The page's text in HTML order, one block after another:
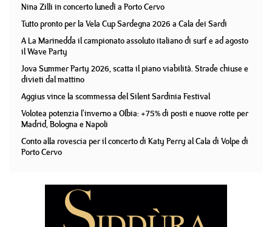
Nina Zilli in concerto lunedì a Porto Cervo
Tutto pronto per la Vela Cup Sardegna 2026 a Cala dei Sardi
A La Marinedda il campionato assoluto italiano di surf e ad agosto
il Wave Party
Jova Summer Party 2026, scatta il piano viabilità. Strade chiuse e
divieti dal mattino
Aggius vince la scommessa del Silent Sardinia Festival
Volotea potenzia l'inverno a Olbia: +75% di posti e nuove rotte per
Madrid, Bologna e Napoli
Conto alla rovescia per il concerto di Katy Perry al Cala di Volpe di
Porto Cervo